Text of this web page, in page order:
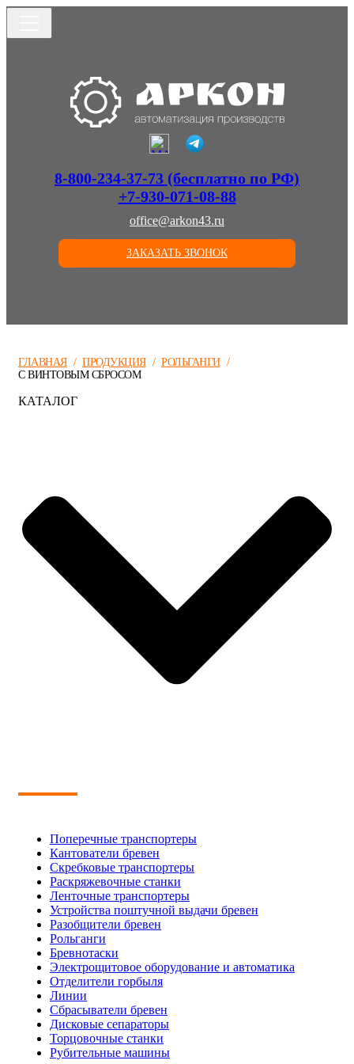
8-800-234-37-73 (бесплатно по РФ)
+7-930-071-08-88
office@arkon43.ru
ЗАКАЗАТЬ ЗВОНОК
ГЛАВНАЯ / ПРОДУКЦИЯ / РОЛЬГАНГИ /
С ВИНТОВЫМ СБРОСОМ
КАТАЛОГ
Поперечные транспортеры
Кантователи бревен
Скребковые транспортеры
Раскряжевочные станки
Ленточные транспортеры
Устройства поштучной выдачи бревен
Разобщители бревен
Рольганги
Бревнотаски
Электрощитовое оборудование и автоматика
Отделители горбыля
Линии
Сбрасыватели бревен
Дисковые сепараторы
Торцовочные станки
Рубительные машины